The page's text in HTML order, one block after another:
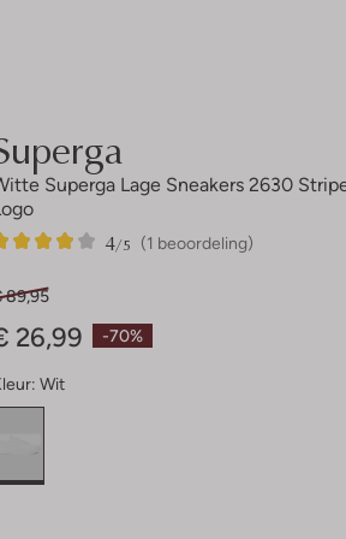
Superga Lage Sneakers 2630
(1 beoordeling)
4/5
-70%
89,95
26,99
Wit